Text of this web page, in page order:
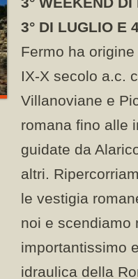
3° DI LUGLIO E
Fermo ha
IX-X secolo a.c.
Villanoviane e
romana fino alle
guidate da
altri.
le vestigia
noi e scendiamo
importantissimo
idraulica della